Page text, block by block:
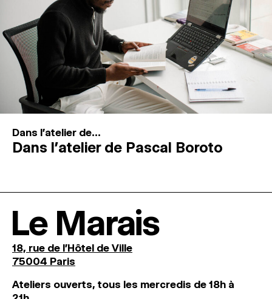
Dans l'atelier de...
Dans l’atelier de Pascal Boroto
Le Marais
18, rue de l'Hôtel de Ville
75004 Paris
Ateliers ouverts, tous les mercredis de 18h à